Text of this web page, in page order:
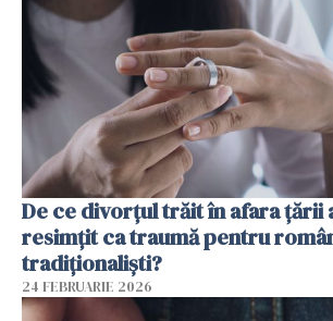
De ce divorțul trăit în afara țării
resimțit ca traumă pentru
tradiționaliști?
24 FEBRUARIE 2026